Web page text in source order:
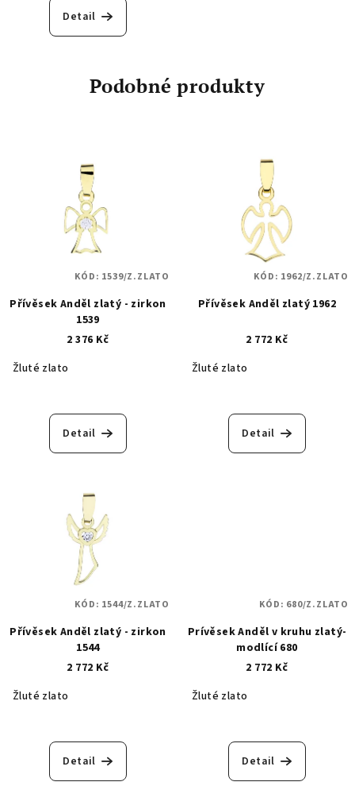
Detail
Podobné produkty
Přívěsek Anděl zlatý - zirkon
1539
2 376 Kč
Žluté zlato
Detail
KÓD: 1539/Z.ZLATO
Přívěsek Anděl zlatý 1962
2 772 Kč
Žluté zlato
Detail
KÓD: 1962/Z.ZLATO
Přívěsek Anděl zlatý - zirkon
1544
2 772 Kč
Žluté zlato
Detail
KÓD: 1544/Z.ZLATO
Prívěsek Anděl v kruhu zlatý-
modlící 680
2 772 Kč
Žluté zlato
Detail
KÓD: 680/Z.ZLATO